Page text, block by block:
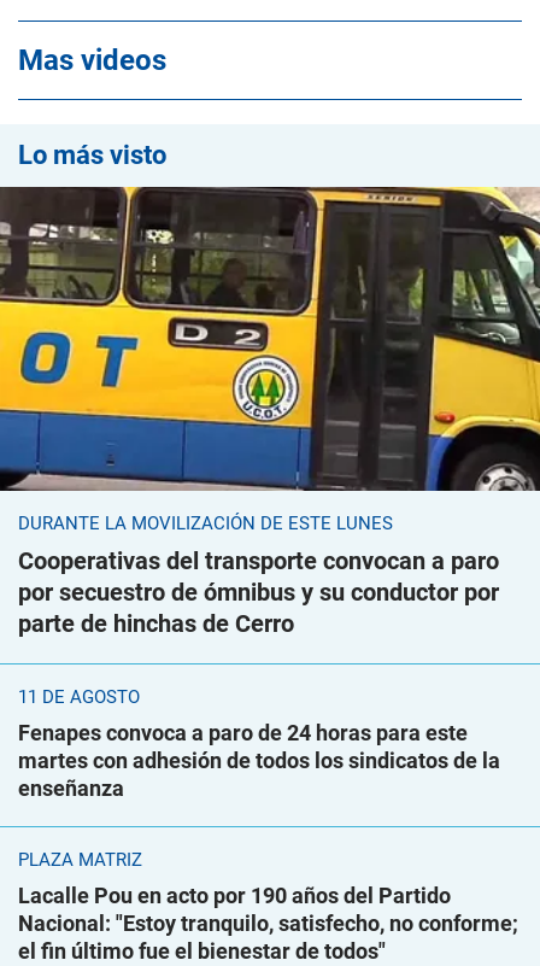
Mas videos
Lo más visto
DURANTE LA MOVILIZACIÓN DE ESTE LUNES
Cooperativas del transporte convocan a paro
por secuestro de ómnibus y su conductor por
parte de hinchas de Cerro
11 DE AGOSTO
Fenapes convoca a paro de 24 horas para este
martes con adhesión de todos los sindicatos de la
enseñanza
PLAZA MATRIZ
Lacalle Pou en acto por 190 años del Partido
Nacional: "Estoy tranquilo, satisfecho, no conforme;
el fin último fue el bienestar de todos"